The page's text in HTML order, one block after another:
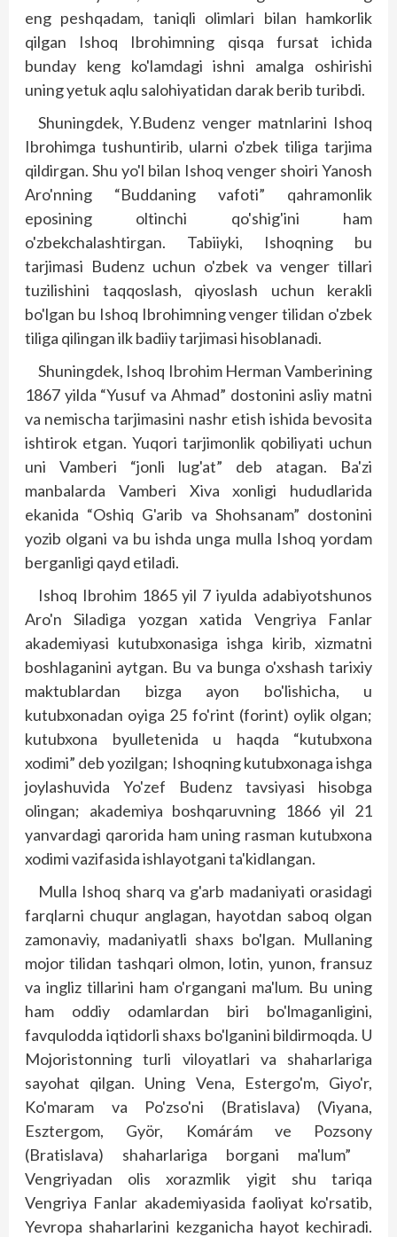
eng peshqadam, taniqli olimlari bilan hamkorlik
qilgan Ishoq Ibrohimning qisqa fursat ichida
bunday keng ko'lamdagi ishni amalga oshirishi
uning yetuk aqlu salohiyatidan darak berib turibdi.
Shuningdek, Y.Budenz venger matnlarini Ishoq
Ibrohimga tushuntirib, ularni o'zbek tiliga tarjima
qildirgan. Shu yo'l bilan Ishoq venger shoiri Yanosh
Aro'nning “Buddaning vafoti” qahramonlik
eposining oltinchi qo'shig'ini ham
o'zbekchalashtirgan. Tabiiyki, Ishoqning bu
tarjimasi Budenz uchun o'zbek va venger tillari
tuzilishini taqqoslash, qiyoslash uchun kerakli
bo'lgan bu Ishoq Ibrohimning venger tilidan o'zbek
tiliga qilingan ilk badiiy tarjimasi hisoblanadi.
Shuningdek, Ishoq Ibrohim Herman Vamberining
1867 yilda “Yusuf va Ahmad” dostonini asliy matni
va nemischa tarjimasini nashr etish ishida bevosita
ishtirok etgan. Yuqori tarjimonlik qobiliyati uchun
uni Vamberi “jonli lug'at” deb atagan. Ba'zi
manbalarda Vamberi Xiva xonligi hududlarida
ekanida “Oshiq G'arib va Shohsanam” dostonini
yozib olgani va bu ishda unga mulla Ishoq yordam
berganligi qayd etiladi.
Ishoq Ibrohim 1865 yil 7 iyulda adabiyotshunos
Aro'n Siladiga yozgan xatida Vengriya Fanlar
akademiyasi kutubxonasiga ishga kirib, xizmatni
bosh­laganini aytgan. Bu va bunga o'xshash tarixiy
maktublardan bizga ayon bo'lishicha, u
kutubxonadan oyiga 25 fo'rint (forint) oylik olgan;
kutubxona byulletenida u haqda “kutubxona
xodimi” deb yozilgan; Ishoqning kutubxonaga ishga
joylashuvida Yo'zef Budenz tavsiyasi hisobga
olingan; akademiya boshqaruv­ning 1866 yil 21
yanvardagi qarorida ham uning rasman kutubxona
xodimi vazifasida ishlayotgani ta'kidlangan.
Mulla Ishoq sharq va g'arb madaniyati orasidagi
farqlarni chuqur anglagan, hayotdan saboq olgan
zamonaviy, madaniyatli shaxs bo'lgan. Mullaning
mojor tilidan tashqari olmon, lotin, yunon, fransuz
va ingliz tillarini ham o'rgangani ma'lum. Bu uning
ham oddiy odamlardan biri bo'lmaganligini,
favqulodda iqtidorli shaxs bo'lganini bildirmoqda. U
Mojoris­tonning turli viloyatlari va shaharlariga
sayohat qilgan. Uning Vena, Estergo'm, Giyo'r,
Ko'maram va Po'zso'ni (Bratislava) (Viyana,
Esztergom, Györ, Komárám ve Pozsony
(Bratislava) shaharlariga borgani ma'lum”
Vengriyadan olis xorazmlik yigit shu tariqa
Vengriya Fanlar akademiya­sida faoliyat ko'rsatib,
Yevropa shaharlarini kezganicha hayot kechiradi.